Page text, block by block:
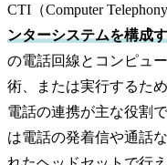
CTI（Computer
ンターシステムを構成
の電話回線とコンピュ
術、または実行するた
電話の連携が主な役割
は電話の発着信や通話